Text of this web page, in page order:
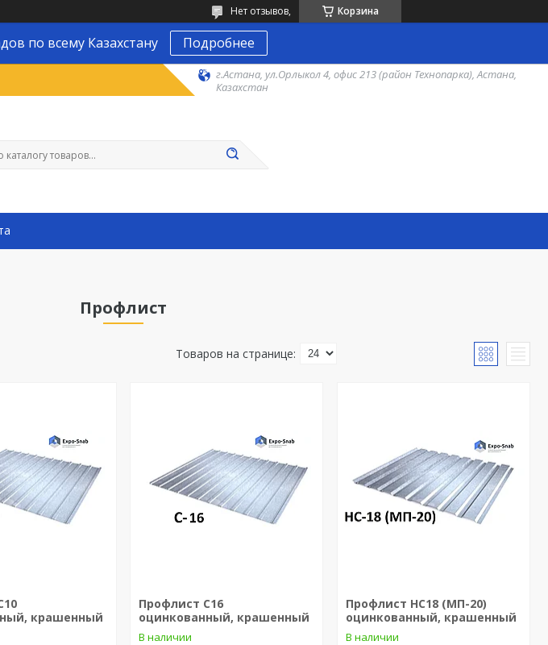
Корзина
Нет отзывов,
по всему Казахстану Подробнее
г.Астана, ул.Орлыкол 4, офис 213 (район Технопарка), Астана,
Казахстан
Профлист
крашенный
Профлист С16
оцинкованный, крашенный
В наличии
Профлист НС18 (МП-20)
оцинкованный, крашенный
В наличии